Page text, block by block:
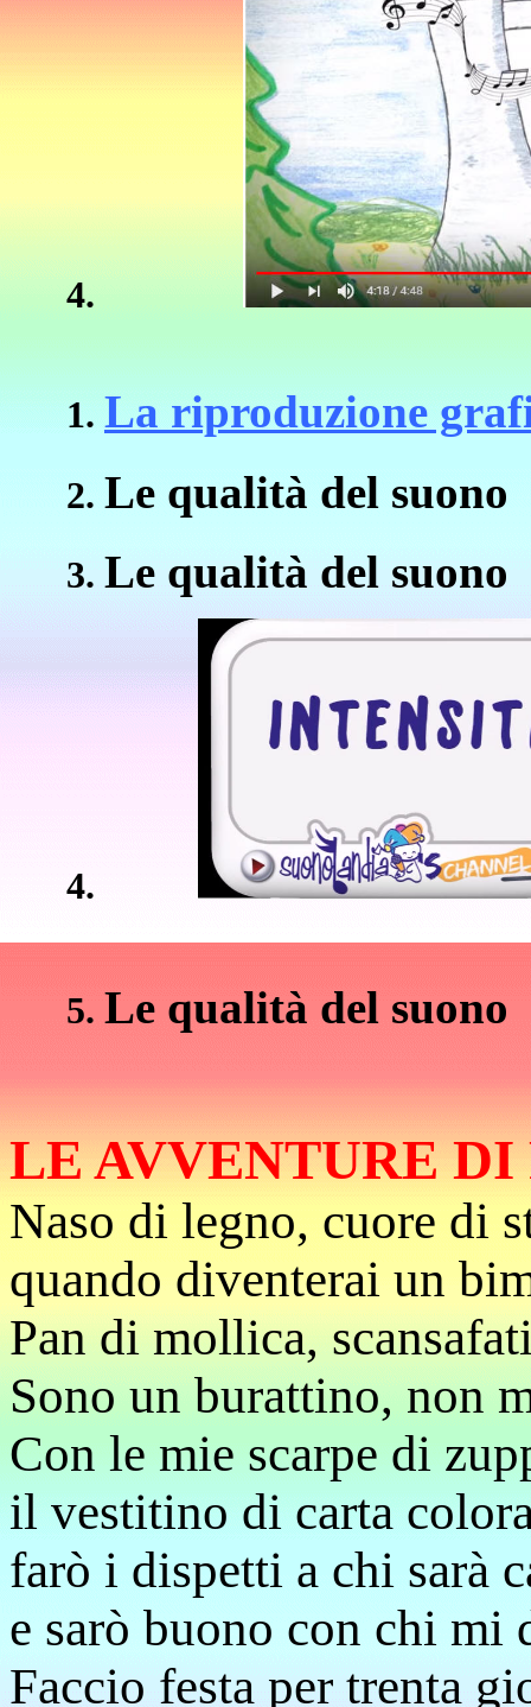
La riproduzione
Le qualità del suono
Le qualità del suono
Le qualità del suono
LE AVVENTURE
Naso di legno, cuore di
quando diventerai un
Pan di mollica,
Sono un burattino, non
Con le mie scarpe di
il vestitino di carta
farò i dispetti a chi sarà
e sarò buono con chi mi
Faccio festa per trenta